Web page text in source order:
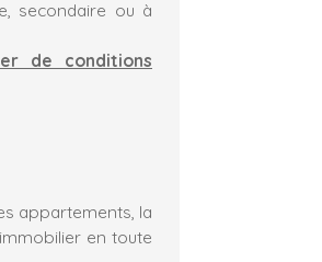
secondaire ou à
de conditions
appartements, la
en toute